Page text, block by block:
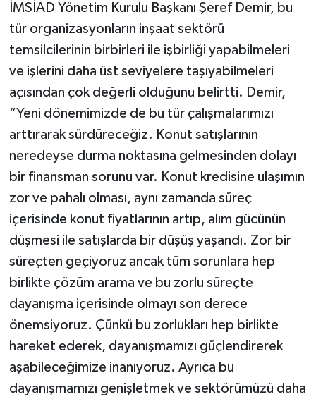
İMSİAD Yönetim Kurulu Başkanı Şeref Demir, bu
tür organizasyonların inşaat sektörü
temsilcilerinin birbirleri ile işbirliği yapabilmeleri
ve işlerini daha üst seviyelere taşıyabilmeleri
açısından çok değerli olduğunu belirtti. Demir,
“Yeni dönemimizde de bu tür çalışmalarımızı
arttırarak sürdüreceğiz. Konut satışlarının
neredeyse durma noktasına gelmesinden dolayı
bir finansman sorunu var. Konut kredisine ulaşımın
zor ve pahalı olması, aynı zamanda süreç
içerisinde konut fiyatlarının artıp, alım gücünün
düşmesi ile satışlarda bir düşüş yaşandı. Zor bir
süreçten geçiyoruz ancak tüm sorunlara hep
birlikte çözüm arama ve bu zorlu süreçte
dayanışma içerisinde olmayı son derece
önemsiyoruz. Çünkü bu zorlukları hep birlikte
hareket ederek, dayanışmamızı güçlendirerek
aşabileceğimize inanıyoruz. Ayrıca bu
dayanışmamızı genişletmek ve sektörümüzü daha